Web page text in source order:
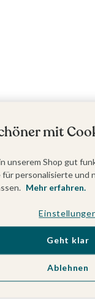
mit
unserem Shop gut
personalisierte
Mehr erfahren.
Ablehnen
Geht klar